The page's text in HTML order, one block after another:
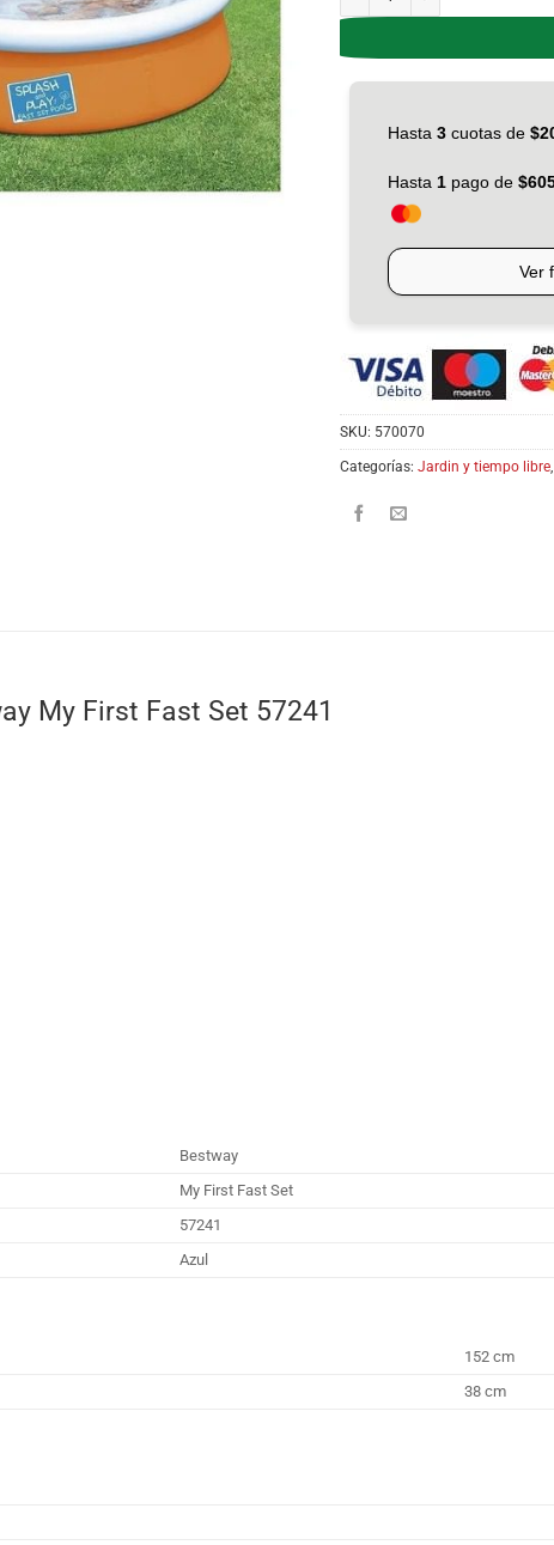
SKU: 570070
Categorías: Jardin y tiempo libre,
My First Fast Set 57241
Bestway
My First Fast Set
57241
Azul
152 cm
38 cm